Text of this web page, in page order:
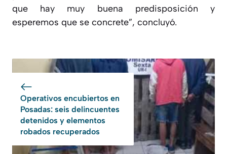
que hay muy buena predisposición y
esperemos que se concrete”, concluyó.
Operativos encubiertos en
Posadas: seis delincuentes
detenidos y elementos
robados recuperados